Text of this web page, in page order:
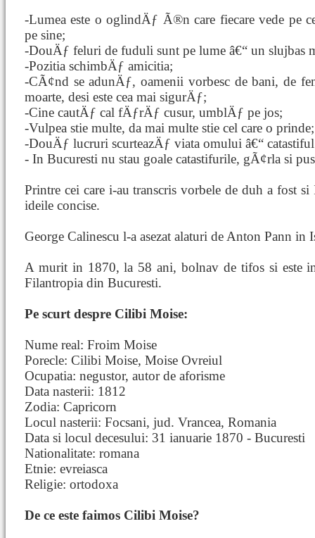
-Lumea este o oglindÄƒ Ã®n care fiecare vede pe
pe sine;
-DouÄƒ feluri de fuduli sunt pe lume â€“ un slujbas
-Pozitia schimbÄƒ amicitia;
-CÃ¢nd se adunÄƒ, oamenii vorbesc de bani, de
moarte, desi este cea mai sigurÄƒ;
-Cine cautÄƒ cal fÄƒrÄƒ cusur, umblÄƒ pe jos;
-Vulpea stie multe, da mai multe stie cel care o prinde;
-DouÄƒ lucruri scurteazÄƒ viata omului â€“
- In Bucuresti nu stau goale catastifurile, gÃ¢rla si
Printre cei care i-au transcris vorbele de duh a fost
ideile concise.
George Calinescu l-a asezat alaturi de Anton Pann in
A murit in 1870, la 58 ani, bolnav de tifos si este
Filantropia din Bucuresti.
Pe scurt despre Cilibi Moise:
Nume real: Froim Moise
Porecle: Cilibi Moise, Moise Ovreiul
Ocupatia: negustor, autor de aforisme
Data nasterii: 1812
Zodia: Capricorn
Locul nasterii: Focsani, jud. Vrancea, Romania
Data si locul decesului: 31 ianuarie 1870 - Bucuresti
Nationalitate: romana
Etnie: evreiasca
Religie: ortodoxa
De ce este faimos Cilibi Moise?